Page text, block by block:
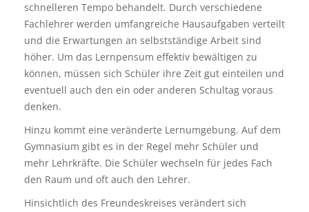
schnelleren Tempo behandelt. Durch verschiedene
Fachlehrer werden umfangreiche Hausaufgaben verteilt
und die Erwartungen an selbstständige Arbeit sind
höher. Um das Lernpensum effektiv bewältigen zu
können, müssen sich Schüler ihre Zeit gut einteilen und
eventuell auch den ein oder anderen Schultag voraus
denken.
Hinzu kommt eine veränderte Lernumgebung. Auf dem
Gymnasium gibt es in der Regel mehr Schüler und
mehr Lehrkräfte. Die Schüler wechseln für jedes Fach
den Raum und oft auch den Lehrer.
Hinsichtlich des Freundeskreises verändert sich